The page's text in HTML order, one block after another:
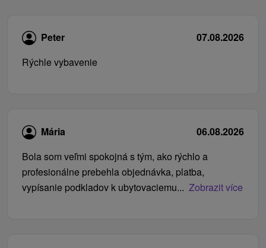
Peter
07.08.2026
Rýchle vybavenie
Mária
06.08.2026
Bola som veľmi spokojná s tým, ako rýchlo a
profesionálne prebehla objednávka, platba,
vypísanie podkladov k ubytovaciemu... Zobrazit více